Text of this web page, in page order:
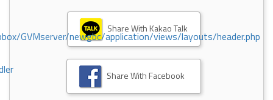
GVMserver/newgbc/application/views/layouts/header.php
Share With Kakao Talk
Share With Facebook